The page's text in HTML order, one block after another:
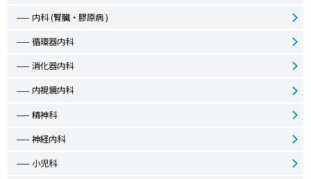
内科 (腎臓・膠原病 )
循環器内科
消化器内科
内視鏡内科
精神科
神経内科
小児科